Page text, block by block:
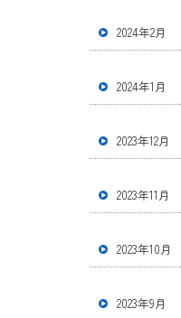
2024年2月
2024年1月
2023年12月
2023年11月
2023年10月
2023年9月